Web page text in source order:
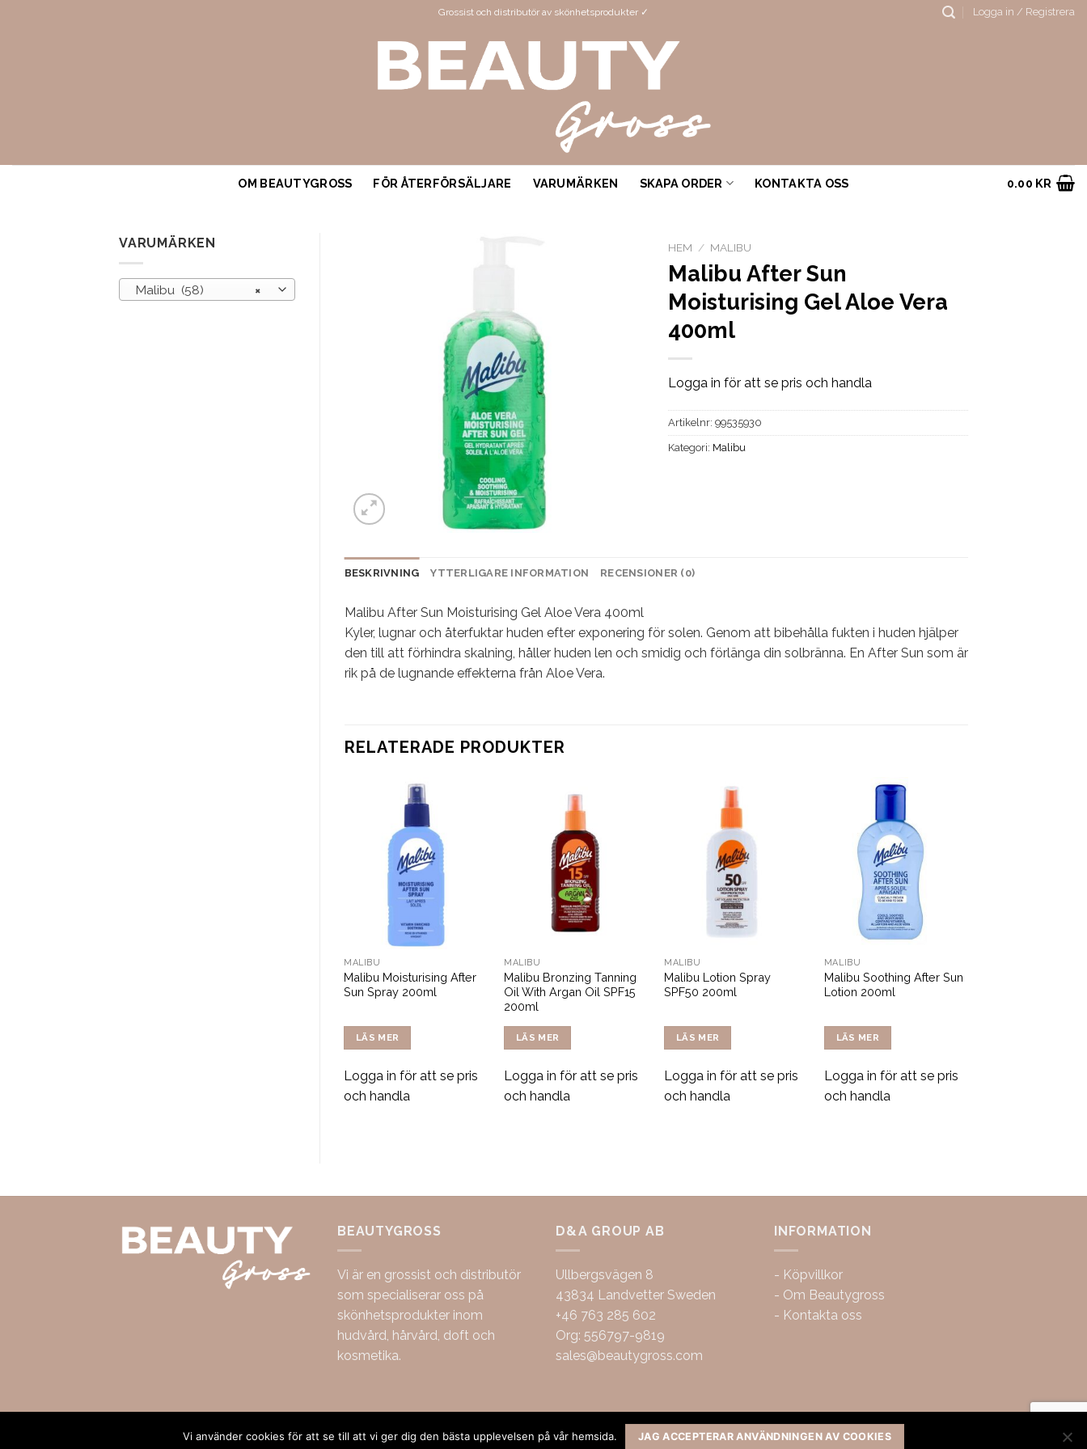
Grossist och distributör av skönhetsprodukter ✓ Logga in / Registrera
OM BEAUTYGROSS FÖR ÅTERFÖRSÄLJARE VARUMÄRKEN SKAPA ORDER KONTAKTA OSS 0.00 KR
VARUMÄRKEN
×
Malibu (58)
HEM / MALIBU
Malibu After Sun
Moisturising Gel Aloe Vera
400ml
Logga in för att se pris och handla
Artikelnr:99535930
Kategori: Malibu
BESKRIVNING YTTERLIGARE INFORMATION RECENSIONER (0)
Malibu After Sun Moisturising Gel Aloe Vera 400ml
Kyler, lugnar och återfuktar huden efter exponering för solen. Genom att bibehålla fukten i huden hjälper
den till att förhindra skalning, håller huden len och smidig och förlänga din solbränna. En After Sun som är
rik på de lugnande effekterna från Aloe Vera.
RELATERADE PRODUKTER
MALIBU
Malibu Moisturising After
Sun Spray 200ml
LÄS MER
Logga in för att se pris
och handla
MALIBU
Malibu Bronzing Tanning
Oil With Argan Oil SPF15
200ml
LÄS MER
Logga in för att se pris
och handla
MALIBU
Malibu Lotion Spray
SPF50 200ml
LÄS MER
Logga in för att se pris
och handla
MALIBU
Malibu Soothing After Sun
Lotion 200ml
LÄS MER
Logga in för att se pris
och handla
BEAUTYGROSS
Vi är en grossist och distributör
som specialiserar oss på
skönhetsprodukter inom
hudvård, hårvård, doft och
kosmetika.
D&A GROUP AB
Ullbergsvägen 8
43834 Landvetter Sweden
+46 763 285 602
Org: 556797-9819
sales@beautygross.com
INFORMATION
- Köpvillkor
- Om Beautygross
- Kontakta oss
Vi använder cookies för att se till att vi ger dig den bästa upplevelsen på vår hemsida. JAG ACCEPTERAR ANVÄNDNINGEN AV COOKIES